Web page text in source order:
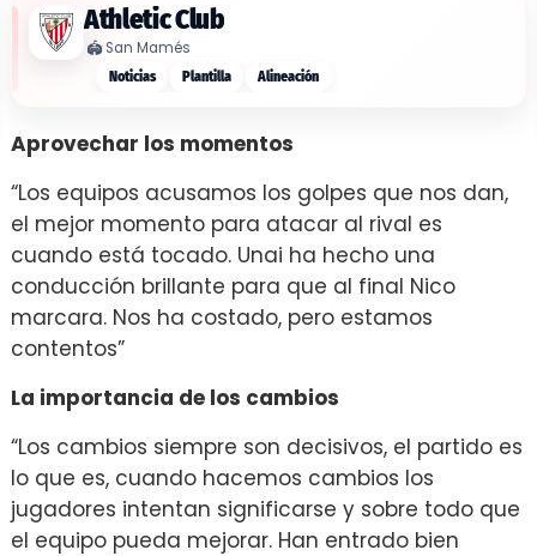
Athletic Club
🏟️ San Mamés
Noticias Plantilla Alineación
Aprovechar los momentos
“Los equipos acusamos los golpes que nos dan,
el mejor momento para atacar al rival es
cuando está tocado. Unai ha hecho una
conducción brillante para que al final Nico
marcara. Nos ha costado, pero estamos
contentos”
La importancia de los cambios
“Los cambios siempre son decisivos, el partido es
lo que es, cuando hacemos cambios los
jugadores intentan significarse y sobre todo que
el equipo pueda mejorar. Han entrado bien